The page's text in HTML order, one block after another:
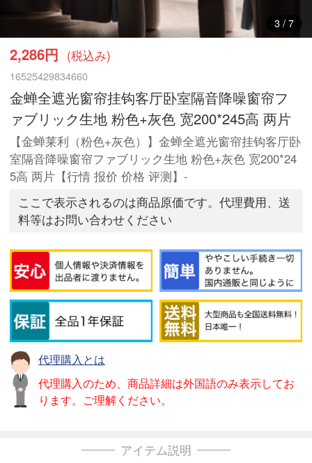
3/ 7
2,286円 (税込み)
16525429834660
金蝉全遮光窗帘挂钩客厅卧室隔音降噪窗帘フ
ァブリック生地 粉色+灰色 宽200*245高 两片
【金蝉莱利（粉色+灰色）】金蝉全遮光窗帘挂钩客厅卧
室隔音降噪窗帘ファブリック生地 粉色+灰色 宽200*24
5高 两片【行情 报价 价格 评测】-
ここで表示されるのは商品原価です。代理費用、送
料等はお問い合わせください
代理購入とは
代理購入のため、商品詳細は外国語のみ表示してお
ります。ご理解ください。
アイテム説明